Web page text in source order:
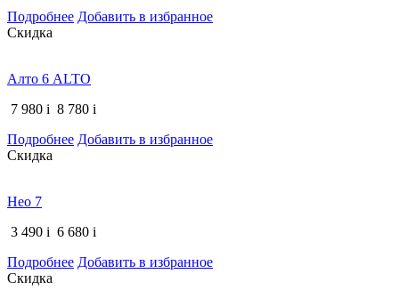
Подробнее Добавить в избранное
Скидка
Алто 6 ALTO
7 980 i 8 780 i
Подробнее Добавить в избранное
Скидка
Нео 7
3 490 i 6 680 i
Подробнее Добавить в избранное
Скидка